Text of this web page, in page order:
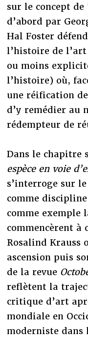
sur le concept
d’abord par
Hal Foster
l’histoire de
ou moins
l’histoire) où,
une réification
d’y remédier au
rédempteur de
Dans le chapitre
espèce en voie
s’interroge sur
comme
comme exemple
commencèrent
Rosalind Krauss
ascension puis
de la revue
reflètent la
critique d’art
mondiale en
moderniste dans